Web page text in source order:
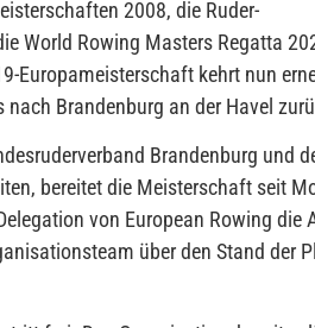
2008, die Ruder-
World Rowing Masters Regatta
Europameisterschaft kehrt nun
Brandenburg an der Havel
Brandenburg und
bereitet die Meisterschaft seit
von European Rowing die
über den Stand der